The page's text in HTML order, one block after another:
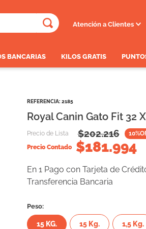
Atención a Clientes
BANCARIAS KILOS GRATIS
REFERENCIA: 2185
Royal Canin Gato Fit 32
Precio de Lista $202.216 10
Precio Contado
$181.994
En 1 Pago con Tarjeta de
Transferencia Bancaria
Peso:
15 KG. 15 Kg. 1,5 Kg.